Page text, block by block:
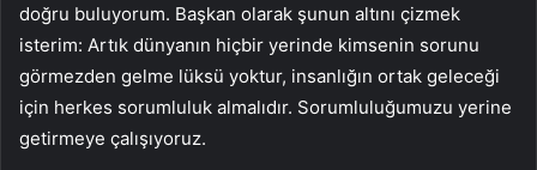
doğru buluyorum. Başkan olarak şunun altını çizmek
isterim: Artık dünyanın hiçbir yerinde kimsenin sorunu
görmezden gelme lüksü yoktur, insanlığın ortak geleceği
için herkes sorumluluk almalıdır. Sorumluluğumuzu yerine
getirmeye çalışıyoruz.